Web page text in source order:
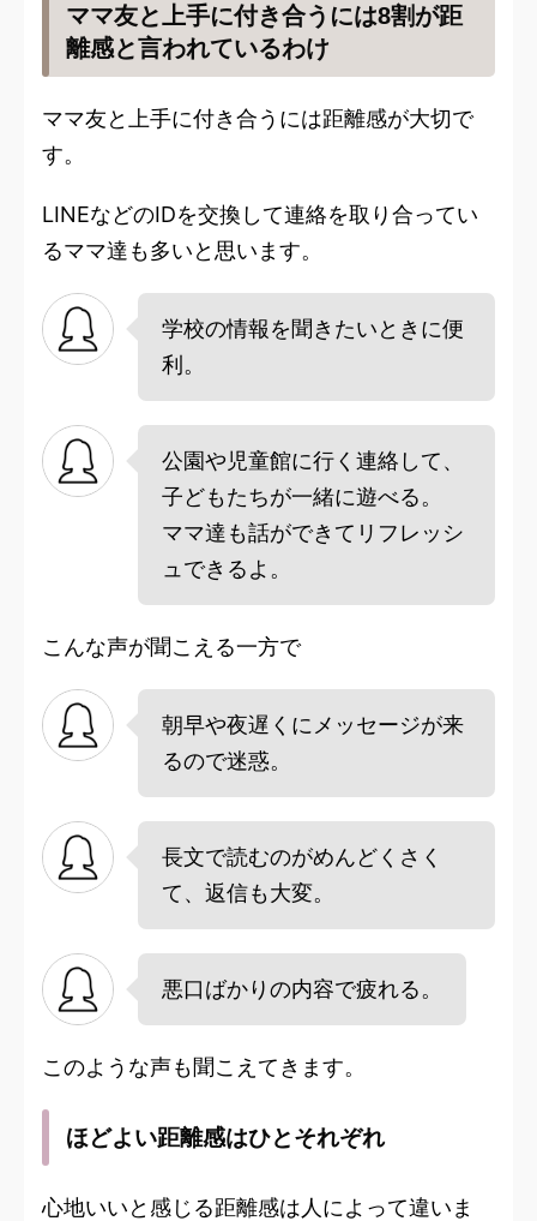
ママ友と上手に付き合うには8割が距
離感と言われているわけ
ママ友と上手に付き合うには距離感が大切で
す。
LINEなどのIDを交換して連絡を取り合ってい
るママ達も多いと思います。
学校の情報を聞きたいときに便
利。
公園や児童館に行く連絡して、
子どもたちが一緒に遊べる。
ママ達も話ができてリフレッシ
ュできるよ。
こんな声が聞こえる一方で
朝早や夜遅くにメッセージが来
るので迷惑。
長文で読むのがめんどくさく
て、返信も大変。
悪口ばかりの内容で疲れる。
このような声も聞こえてきます。
ほどよい距離感はひとそれぞれ
心地いいと感じる距離感は人によって違いま